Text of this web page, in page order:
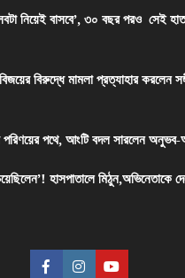
নিয়েই বাসবে’, ৩০ বছর পরও সেই
বিরুদ্ধে মামলা প্রত্যাহার করলেন
পরিণয়ের পথে, আংটি বদল সারলেন
হাসপাতালে মিঠুন,অভিনেতাকে